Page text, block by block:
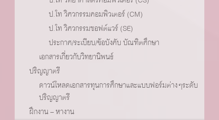
ป.โท วิศวกรรมคอมพิวเตอร์ (CM)
ป.โท วิศวกรรมซอฟต์แวร์ (SE)
ประกาศ/ระเบียบ/ข้อบังคับ บัณฑิตศึกษา
เอกสารเกี่ยวกับวิทยานิพนธ์
ปริญญาตรี
ดาวน์โหลดเอกสารทุนการศึกษาและแบบฟอร์มต่างๆระดับ
ปริญญาตรี
ฝึกงาน – หางาน